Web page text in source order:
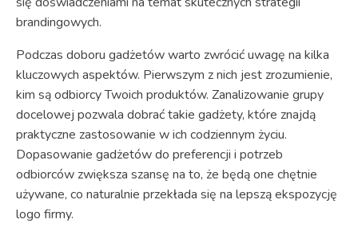
brandingowych.
Podczas doboru gadżetów warto zwrócić uwagę na kilka
kluczowych aspektów. Pierwszym z nich jest zrozumienie,
kim są odbiorcy Twoich produktów. Zanalizowanie grupy
docelowej pozwala dobrać takie gadżety, które znajdą
praktyczne zastosowanie w ich codziennym życiu.
Dopasowanie gadżetów do preferencji i potrzeb
odbiorców zwiększa szansę na to, że będą one chętnie
używane, co naturalnie przekłada się na lepszą ekspozycję
logo firmy.